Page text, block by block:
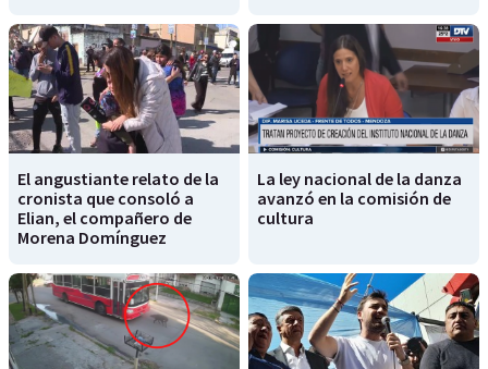
El angustiante relato de la
cronista que consoló a
Elian, el compañero de
Morena Domínguez
La ley nacional de la danza
avanzó en la comisión de
cultura